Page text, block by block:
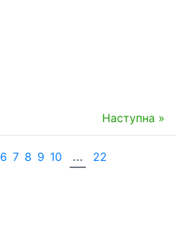
Наступна »
6 7 8 9 10 ... 22